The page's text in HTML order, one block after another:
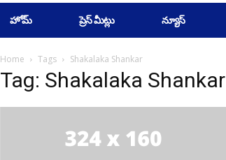
హోమ్ ప్రెస్ మీట్లు న్యూస్
Home Tags Shakalaka Shankar
Tag: Shakalaka Shankar